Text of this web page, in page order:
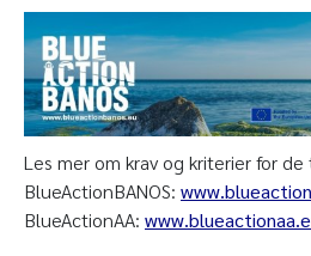
Les mer om krav og kriterier for
BlueActionBANOS:
BlueActionAA: